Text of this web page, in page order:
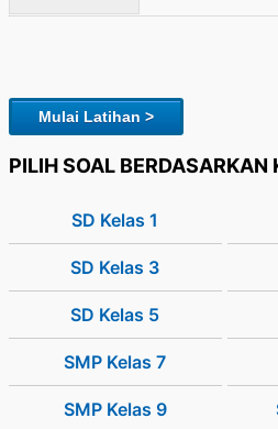
Mulai Latihan >
PILIH SOAL BERDASARKAN
SD Kelas 1
SD Kelas 3
SD Kelas 5
SMP Kelas 7
SMP Kelas 9